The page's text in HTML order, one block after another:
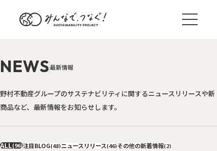
NEWS最新情報
野村不動産グループのサステナビリティに関するニュースリリースや新
商品など、最新情報をお知らせします。
ALL(96)注目BLOG(48)ニュースリリース(46)その他の新着情報(2)